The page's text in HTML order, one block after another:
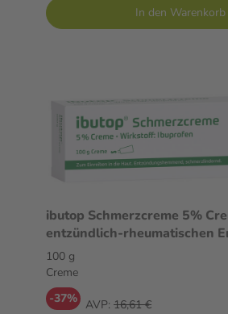
In den Warenkorb
ibutop Schmerzcreme 5%
entzündlich-rheumatischen
und chronischen Gelenk- und
Muskelschmerzen 100 g
100 g
Creme
-37% AVP: 16,61 €